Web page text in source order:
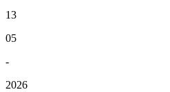
13
05
-
2026